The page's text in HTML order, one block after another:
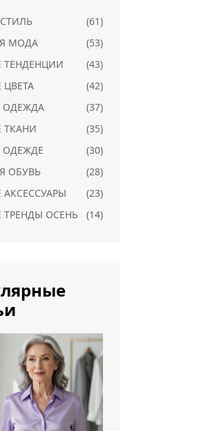
(61)
МОДА
(53)
(43)
(42)
ОДЕЖДА
(37)
(35)
ОДЕЖДЕ
(30)
ОБУВЬ
(28)
(23)
ОСЕНЬ
(14)